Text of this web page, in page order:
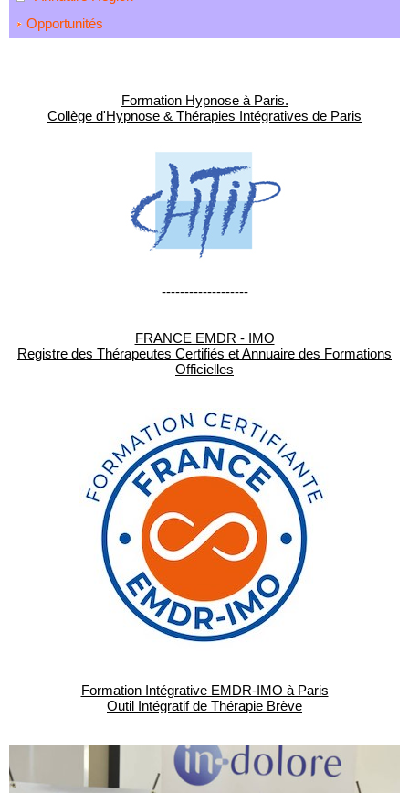
Opportunités
Formation Hypnose à Paris.
Collège d'Hypnose & Thérapies Intégratives de Paris
-------------------
FRANCE EMDR - IMO
Registre des Thérapeutes Certifiés et Annuaire des Formations
Officielles
Formation Intégrative EMDR-IMO à Paris
Outil Intégratif de Thérapie Brève